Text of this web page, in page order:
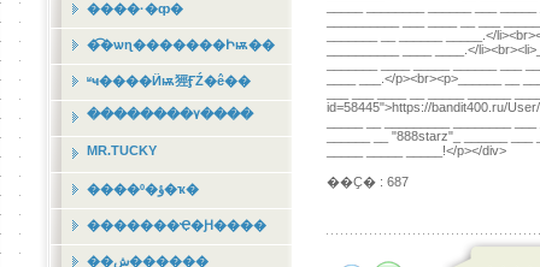
����·�ȹ�
�͡�ѡɳ�������Իѭ��
ʶҹ����Ӥѭ㹵ӺŹ�ê��
��������٧����
MR.TUCKY
����º�ؤ�ҡ�
�������Ҿ�Ԩ����
��ش������
_______ __ ______ _____.</
__________ ____ ____.</
____ ___.</p><br><p>______ __
id=58445">https://bandit400.ru/
______ __ "888starz"_ ______
_____ _____ _____!</p></div>
��Ҫ� : 687